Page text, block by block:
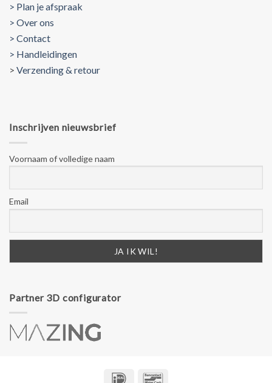
> Plan je afspraak
> Over ons
> Contact
> Handleidingen
> Verzending & retour
Inschrijven nieuwsbrief
Voornaam of volledige naam
Email
Partner 3D configurator
IDeal